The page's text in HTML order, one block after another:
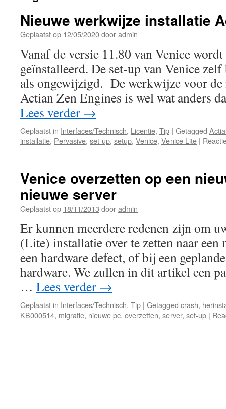
Nieuwe werkwijze installatie
Geplaatst op 12/05/2020dooradmin
Vanaf de versie 11.80 van Venice
geïnstalleerd. De set-up van Venice
als ongewijzigd. De werkwijze voor de
Actian Zen Engines is wel wat anders
Lees verder →
Geplaatst in Interfaces/Technisch, Licentie, Tip | Getagged
installatie, Pervasive, set-up, setup, Venice, Venice Lite |
Venice overzetten op een
nieuwe server
Geplaatst op 18/11/2013 dooradmin
Er kunnen meerdere redenen zijn om
(Lite) installatie over te zetten naar een
een hardware defect, of bij een
hardware. We zullen in dit artikel een
… Lees verder →
Geplaatst in Interfaces/Technisch, Tip | Getagged crash,
KB000514, migratie, nieuwe pc, overzetten, server, set-up |